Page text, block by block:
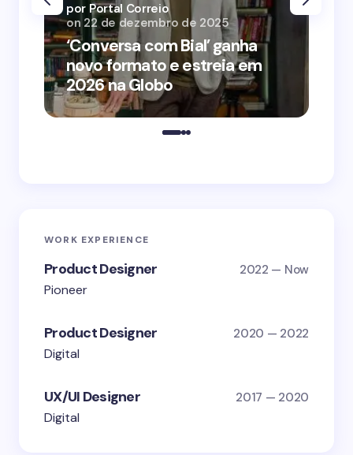
‘Conversa com Bial’ ganha
novo formato e estreia em
2026 na Globo
por Portal Correio
on 22 de dezembro de 2025
WORK EXPERIENCE
Product Designer 2022 — Now
Pioneer
Product Designer 2020 — 2022
Digital
UX/UI Designer 2017 — 2020
Digital